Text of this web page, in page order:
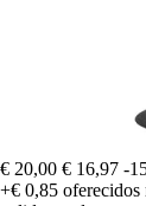
€ 20,00 € 16,97 -
+€ 0,85 oferecidos